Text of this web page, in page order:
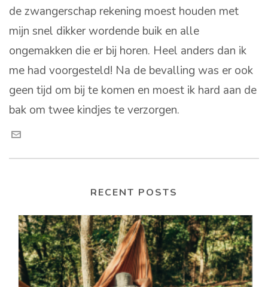
de zwangerschap rekening moest houden met
mijn snel dikker wordende buik en alle
ongemakken die er bij horen. Heel anders dan ik
me had voorgesteld! Na de bevalling was er ook
geen tijd om bij te komen en moest ik hard aan de
bak om twee kindjes te verzorgen.
RECENT POSTS